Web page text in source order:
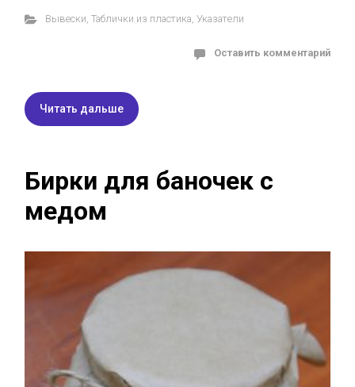
Вывески, Таблички из пластика, Указатели
Оставить комментарий
Читать дальше
Бирки для баночек с
медом